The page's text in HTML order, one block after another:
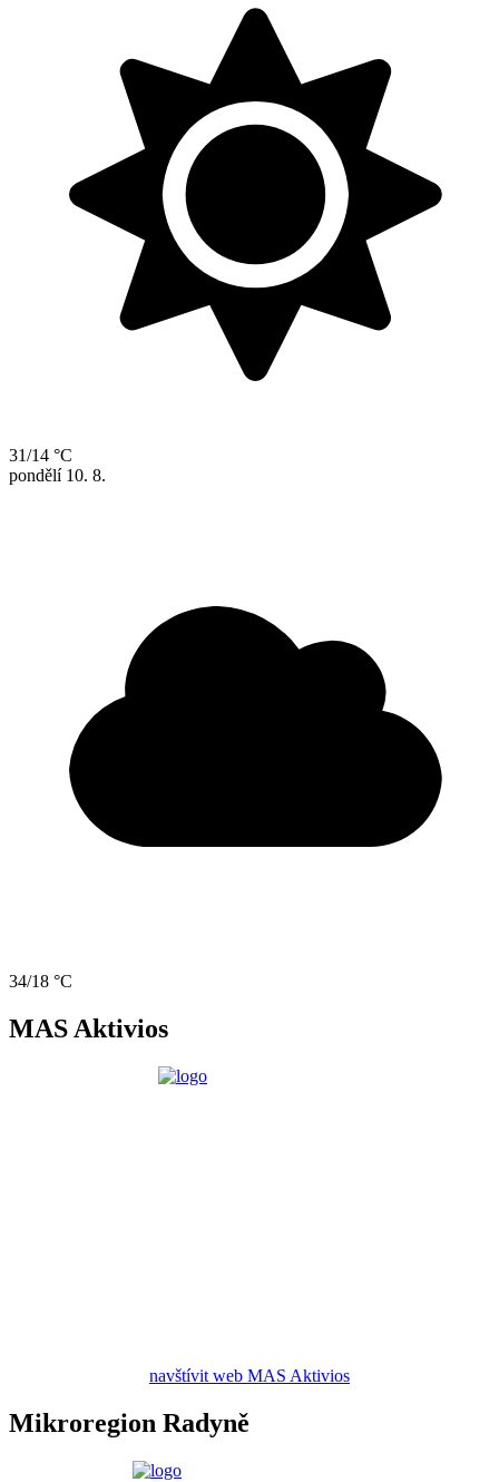
31/14 °C
pondělí 10. 8.
34/18 °C
MAS Aktivios
navštívit web MAS Aktivios
Mikroregion Radyně